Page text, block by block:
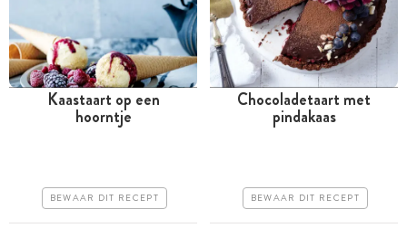
Tussen 30 minuten en 1
Kaastaart op een
hoorntje
BEWAAR DIT RECEPT
Meer dan 1 uur
Iets moeilijker
Chocoladetaart met
pindakaas
BEWAAR DIT RECEPT